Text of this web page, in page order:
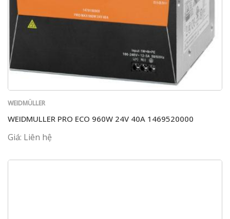
WEIDMÜLLER
WEIDMULLER PRO ECO 960W 24V 40A 1469520000
Giá: Liên hệ